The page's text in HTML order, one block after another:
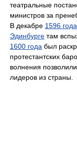
театральные
министров за
В декабре 1596 года
Эдинбурге там
1600 года был
протестантских
волнения
лидеров из страны.